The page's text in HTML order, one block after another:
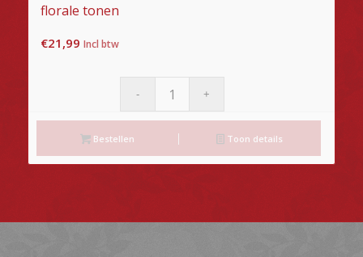
florale tonen
€21,99 Incl btw
Bestellen Toon details